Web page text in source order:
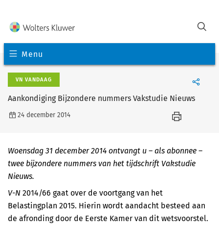
Menu
VN VANDAAG
Aankondiging Bijzondere nummers Vakstudie Nieuws
24 december 2014
Woensdag 31 december 2014 ontvangt u – als abonnee –
twee bijzondere nummers van het tijdschrift Vakstudie
Nieuws.
V-N 2014/66 gaat over de voortgang van het
Belastingplan 2015. Hierin wordt aandacht besteed aan
de afronding door de Eerste Kamer van dit wetsvoorstel.